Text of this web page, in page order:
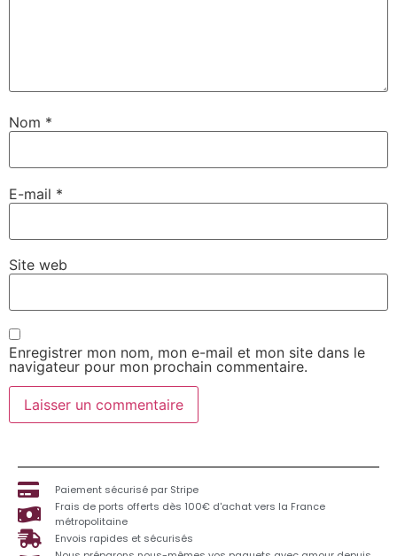
Nom *
E-mail *
Site web
Enregistrer mon nom, mon e-mail et mon site dans le
navigateur pour mon prochain commentaire.
Paiement sécurisé par Stripe
Frais de ports offerts dès 100€ d'achat vers la France
métropolitaine
Envois rapides et sécurisés